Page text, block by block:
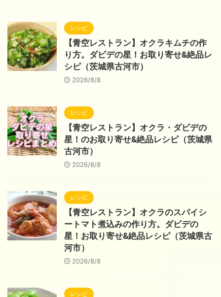
レシピ
【青空レストラン】オクラキムチの作
り方。ダビデの星！お取り寄せ&絶品レ
シピ（茨城県古河市）
2026/8/8
レシピ
【青空レストラン】オクラ・ダビデの
星！のお取り寄せ&絶品レシピ（茨城県
古河市）
2026/8/8
レシピ
【青空レストラン】オクラのスパイシ
ートマト煮込みの作り方。ダビデの
星！お取り寄せ&絶品レシピ（茨城県古
河市）
2026/8/8
レシピ